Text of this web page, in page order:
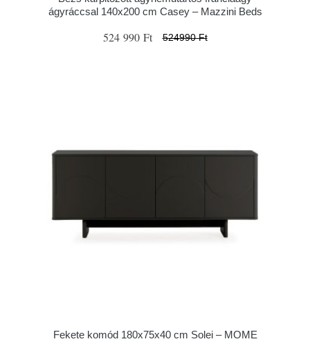
ágyráccsal 140x200 cm Casey – Mazzini Beds
524 990 Ft 524990 Ft
Fekete komód 180x75x40 cm Solei – MOME